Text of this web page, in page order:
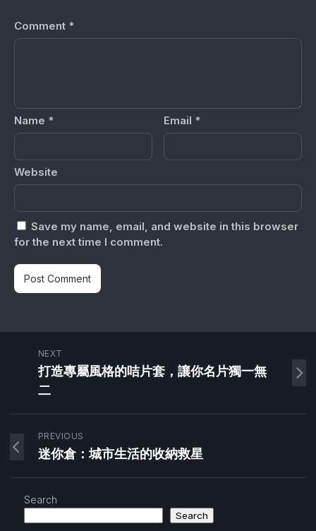
Comment *
Name * Email *
Website
Save my name, email, and website in this browser
for the next time I comment.
NEXT
打造專屬風格的咭片套，讓你名片獨一無
二
PREVIOUS
迷你倉：城市生活的收納救星
Search
Search